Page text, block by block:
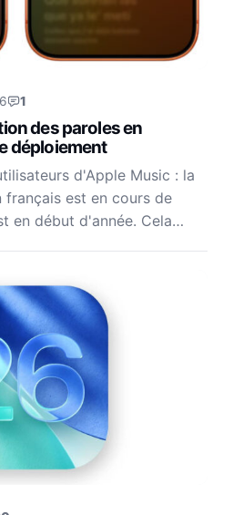
1
des paroles en
déploiement
d'Apple Music : la
est en cours de
en début d'année. Cela…